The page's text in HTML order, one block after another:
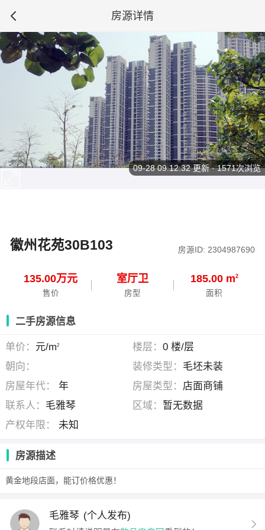
房源详情
徽州花苑30B103 房源ID: 2304987690
135.00万元
售价
室厅卫
房型
185.00 m2
面积
09-28 09:12:32更新 · 1571次浏览
二手房源信息
单价： 元/m2 楼层： 0 楼/层
朝向：
装修类型： 毛坯未装
房屋年代：
年 房屋类型： 店面商铺
联系人： 毛雅琴 区域： 暂无数据
产权年限：
未知
房源描述
黄金地段店面，能订价格优惠！
毛雅琴 (个人发布)